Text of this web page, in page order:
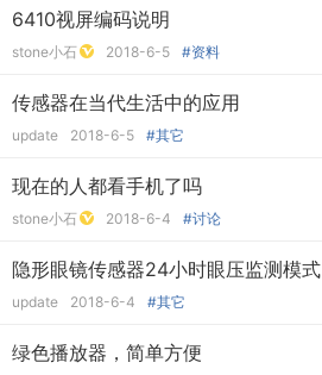
6410视屏编码说明
stone小石 2018-6-5 #资料
传感器在当代生活中的应用
update 2018-6-5 #其它
现在的人都看手机了吗
stone小石 2018-6-4 #讨论
隐形眼镜传感器24小时眼压监测模式
update 2018-6-4 #其它
绿色播放器，简单方便